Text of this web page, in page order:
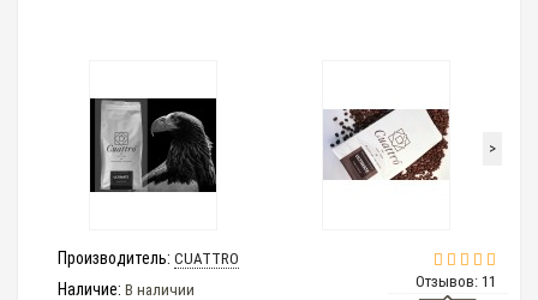
>
Отзывов: 11
Производитель: CUATTRO
Наличие: В наличии